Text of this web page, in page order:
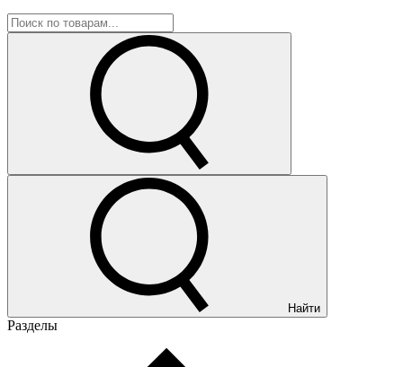
Найти
Разделы